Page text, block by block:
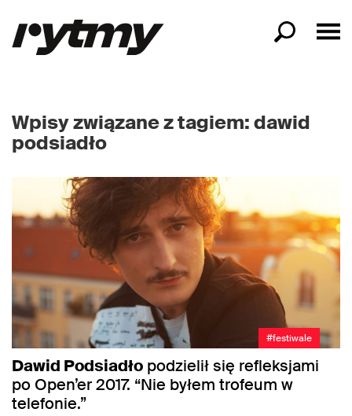
Wpisy związane z tagiem: dawid
podsiadło
#festiwale
Dawid Podsiadło podzielił się refleksjami
po Open’er 2017. “Nie byłem trofeum w
telefonie.”